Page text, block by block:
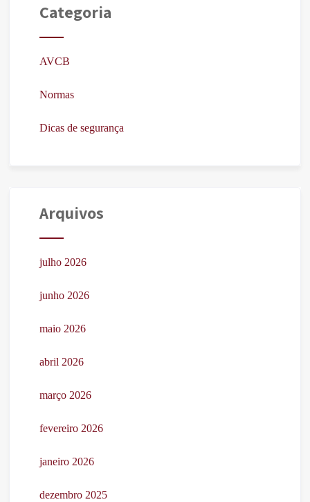
Categoria
AVCB
Normas
Dicas de segurança
Arquivos
julho 2026
junho 2026
maio 2026
abril 2026
março 2026
fevereiro 2026
janeiro 2026
dezembro 2025